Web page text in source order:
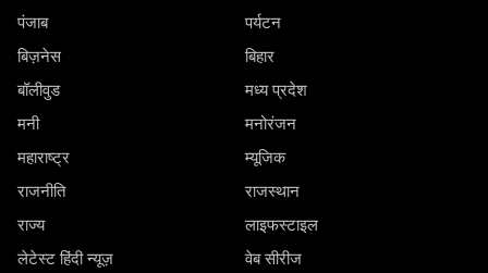
पंजाब
पर्यटन
बिज़नेस
बिहार
बॉलीवुड
मध्य प्रदेश
मनी
मनोरंजन
महाराष्ट्र
म्यूजिक
राजनीति
राजस्थान
राज्य
लाइफस्टाइल
लेटेस्ट हिंदी न्यूज़
वेब सीरीज